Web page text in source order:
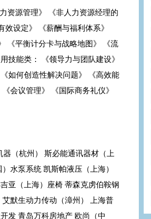
资源管理》 《非人力资源经理的
设定》 《薪酬与福利体系》
《平衡计分卡与战略地图》 《流
技能类： 《领导力与团队建设》
如何创造性解决问题》 《高效能
会议管理》 《国际商务礼仪》
（杭州） 斯必能通讯器材（上
水泵系统 凯斯帕液压（上海）
亚（上海）座椅 蒂森克虏伯鞍钢
默生动力传动（漳州） 上海普
发 青岛万科房地产 欧尚（中